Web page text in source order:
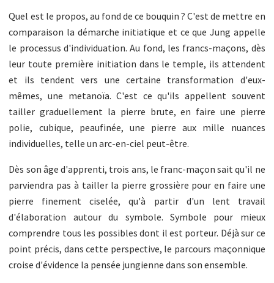
Quel est le propos, au fond de ce bouquin ? C'est de mettre en
comparaison la démarche initiatique et ce que Jung appelle
le processus d'individuation. Au fond, les francs-maçons, dès
leur toute première initiation dans le temple, ils attendent
et ils tendent vers une certaine transformation d'eux-
mêmes, une metanoïa. C'est ce qu'ils appellent souvent
tailler graduellement la pierre brute, en faire une pierre
polie, cubique, peaufinée, une pierre aux mille nuances
individuelles, telle un arc-en-ciel peut-être.
Dès son âge d'apprenti, trois ans, le franc-maçon sait qu'il ne
parviendra pas à tailler la pierre grossière pour en faire une
pierre finement ciselée, qu'à partir d'un lent travail
d'élaboration autour du symbole. Symbole pour mieux
comprendre tous les possibles dont il est porteur. Déjà sur ce
point précis, dans cette perspective, le parcours maçonnique
croise d'évidence la pensée jungienne dans son ensemble.